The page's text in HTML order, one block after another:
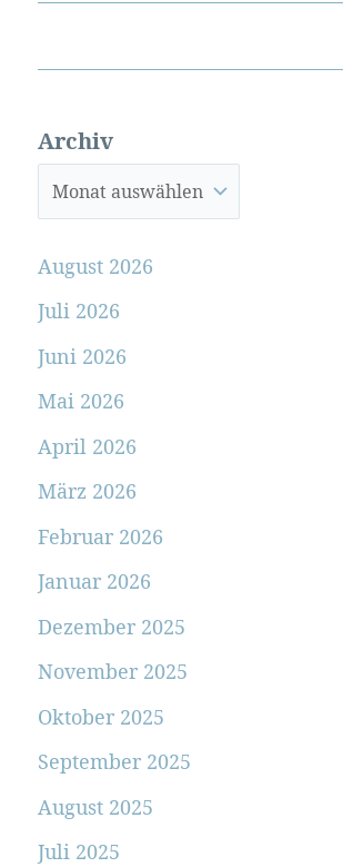
Archiv
August 2026
Juli 2026
Juni 2026
Mai 2026
April 2026
März 2026
Februar 2026
Januar 2026
Dezember 2025
November 2025
Oktober 2025
September 2025
August 2025
Juli 2025